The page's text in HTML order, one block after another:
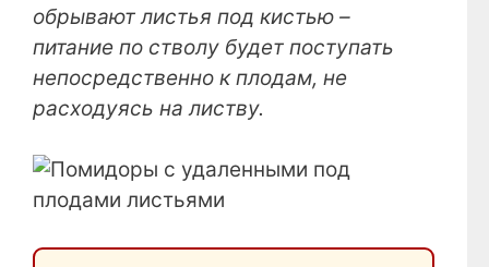
обрывают листья под кистью –
питание по стволу будет поступать
непосредственно к плодам, не
расходуясь на листву.